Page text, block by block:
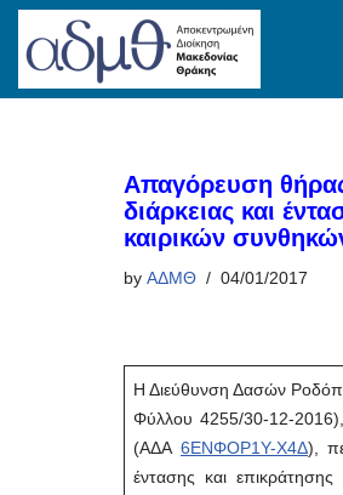
Skip
to
Απαγόρευση
διάρκειας και
καιρικών
by ΑΔΜΘ 04/01/2017
Η Διεύθυνση Δασών
Φύλλου 4255/30-12-
(ΑΔΑ 6ΕΝΦΟΡ1Υ-Χ4Δ),
έντασης και